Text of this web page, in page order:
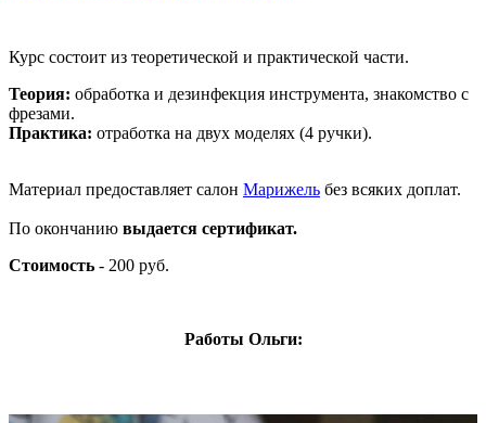
Курс состоит из теоретической и практической части.
Теория: обработка и дезинфекция инструмента, знакомство с
фрезами.
Практика: отработка на двух моделях (4 ручки).
Материал предоставляет салон Марижель без всяких доплат.
По окончанию выдается сертификат.
Стоимость - 200 руб.
Работы Ольги: